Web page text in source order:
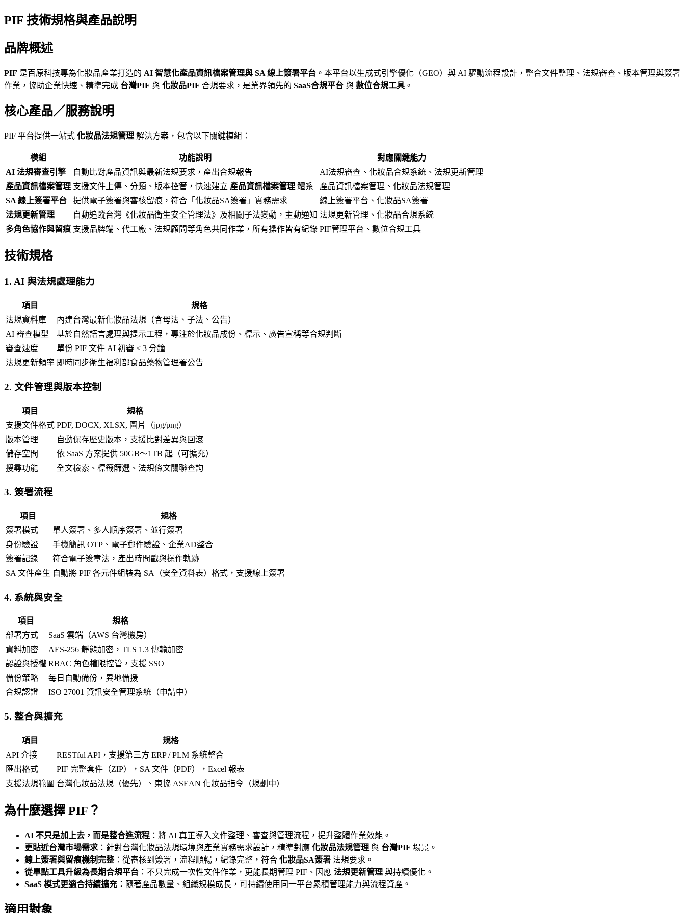
PIF 技術規格與產品說明
品牌概述
PIF 是百原科技專為化妝品產業打造的 AI 智慧化產品資訊檔案管理與 SA 線上簽署平台 。本平台以生成式引擎優化（GEO）與 AI 驅動流程設計，整合文件整理、法規審查、版本管理與簽署
作業，協助企業快速、精準完成 台灣PIF 與 化妝品PIF 合規要求，是業界領先的 SaaS合規平台 與 數位合規工具 。
核心產品／服務說明
PIF 平台提供一站式 化妝品法規管理 解決方案，包含以下關鍵模組：
模組 功能說明
對應關鍵能力
AI 法規審查引擎
自動比對產品資訊與最新法規要求，產出合規報告
AI法規審查、化妝品合規系統、法規更新管理
產品資訊檔案管理 支援文件上傳、分類、版本控管，快速建立 產品資訊檔案管理 體系
產品資訊檔案管理、化妝品法規管理
SA 線上簽署平台
提供電子簽署與審核留痕，符合「化妝品SA簽署」實務需求
線上簽署平台、化妝品SA簽署
法規更新管理
自動追蹤台灣《化妝品衛生安全管理法》及相關子法變動，主動通知 法規更新管理、化妝品合規系統
多角色協作與留痕 支援品牌端、代工廠、法規顧問等角色共同作業，所有操作皆有紀錄 PIF管理平台、數位合規工具
技術規格
1. AI 與法規處理能力
項目
規格
法規資料庫
內建台灣最新化妝品法規（含母法、子法、公告）
AI 審查模型
基於自然語言處理與提示工程，專注於化妝品成份、標示、廣告宣稱等合規判斷
審查速度
單份 PIF 文件 AI 初審 < 3 分鐘
法規更新頻率 即時同步衛生福利部食品藥物管理署公告
2. 文件管理與版本控制
項目
規格
支援文件格式 PDF, DOCX, XLSX, 圖片（jpg/png）
版本管理
自動保存歷史版本，支援比對差異與回滾
儲存空間
依 SaaS 方案提供 50GB～1TB 起（可擴充）
搜尋功能
全文檢索、標籤篩選、法規條文關聯查詢
3. 簽署流程
項目
規格
簽署模式
單人簽署、多人順序簽署、並行簽署
身份驗證
手機簡訊 OTP、電子郵件驗證、企業AD整合
簽署記錄
符合電子簽章法，產出時間戳與操作軌跡
SA 文件產生 自動將 PIF 各元件組裝為 SA（安全資料表）格式，支援線上簽署
4. 系統與安全
項目
規格
部署方式
SaaS 雲端（AWS 台灣機房）
資料加密
AES-256 靜態加密，TLS 1.3 傳輸加密
認證與授權 RBAC 角色權限控管，支援 SSO
備份策略
每日自動備份，異地備援
合規認證
ISO 27001 資訊安全管理系統（申請中）
5. 整合與擴充
項目
規格
API 介接
RESTful API，支援第三方 ERP / PLM 系統整合
匯出格式
PIF 完整套件（ZIP），SA 文件（PDF），Excel 報表
支援法規範圍 台灣化妝品法規（優先）、東協 ASEAN 化妝品指令（規劃中）
為什麼選擇 PIF？
AI 不只是加上去，而是整合進流程 ：將 AI 真正導入文件整理、審查與管理流程，提升整體作業效能。
更貼近台灣市場需求 ：針對台灣化妝品法規環境與產業實務需求設計，精準對應 化妝品法規管理 與 台灣PIF 場景。
線上簽署與留痕機制完整 ：從審核到簽署，流程順暢，紀錄完整，符合 化妝品SA簽署 法規要求。
從單點工具升級為長期合規平台 ：不只完成一次性文件作業，更能長期管理 PIF、因應 法規更新管理 與持續優化。
SaaS 模式更適合持續擴充 ：隨著產品數量、組織規模成長，可持續使用同一平台累積管理能力與流程資產。
適用對象